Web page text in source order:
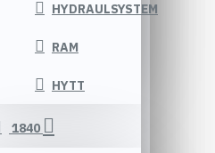
HYDRAULSYSTEM
RAM
HYTT
1840